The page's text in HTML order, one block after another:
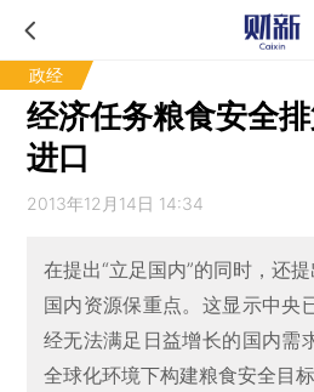
政经
经济任务粮食安全
进口
2013年12月14日 14:34
在提出“立足国内”的同时，还
国内资源保重点。这显示中央
经无法满足日益增长的国内需
全球化环境下构建粮食安全目标